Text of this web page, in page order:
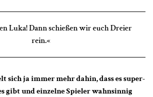
Luka! Dann schießen wir euch Dreier
rein.«
sich ja immer mehr dahin, dass es super-
gibt und einzelne Spieler wahnsinnig